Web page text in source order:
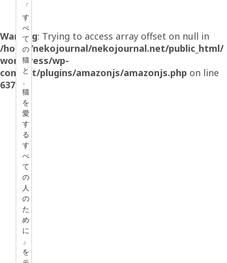
「
す
べ
て
の
猫
と
猫
を
愛
す
る
す
べ
て
の
人
の
た
め
に
」
を
Warning: Trying to access array offset on null in
/home/nekojournal/nekojournal.net/public_html/
wordpress/wp-
content/plugins/amazonjs/amazonjs.php on line
637